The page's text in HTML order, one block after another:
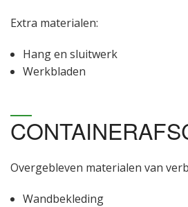
Extra materialen:
Hang en sluitwerk
Werkbladen
Overgebleven materialen van
Wandbekleding